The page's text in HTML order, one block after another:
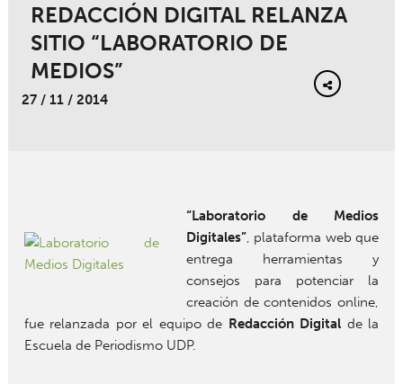
REDACCIÓN DIGITAL RELANZA
SITIO “LABORATORIO DE
MEDIOS”
27 / 11 / 2014
“Laboratorio de Medios
Digitales”, plataforma web que
entrega herramientas y
consejos para potenciar la
creación de contenidos online,
fue relanzada por el equipo de Redacción Digital de la
Escuela de Periodismo UDP.